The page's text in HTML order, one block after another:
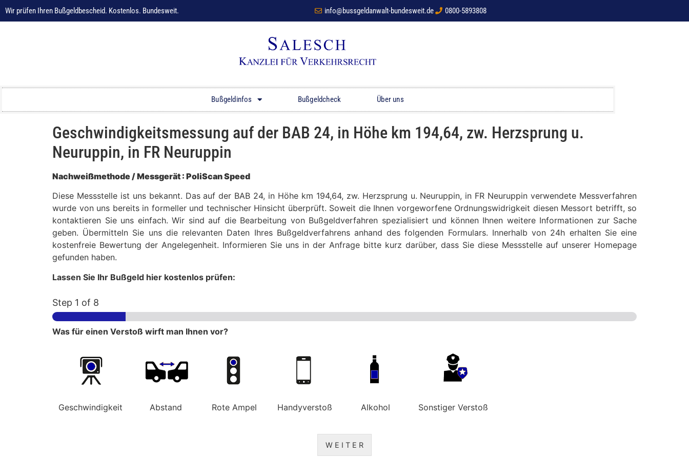
Wir prüfen Ihren Bußgeldbescheid. Kostenlos. Bundesweit. info@bussgeldanwalt-bundesweit.de 0800-5893808
Bußgeldinfos Bußgeldcheck Über uns
Geschwindigkeitsmessung auf der BAB 24, in Höhe km 194,64, zw. Herzsprung u.
Neuruppin, in FR Neuruppin
Nachweißmethode / Messgerät : PoliScan Speed
Diese Messstelle ist uns bekannt. Das auf der BAB 24, in Höhe km 194,64, zw. Herzsprung u. Neuruppin, in FR Neuruppin verwendete Messverfahren
wurde von uns bereits in formeller und technischer Hinsicht überprüft. Soweit die Ihnen vorgeworfene Ordnungswidrigkeit diesen Messort betrifft, so
kontaktieren Sie uns einfach. Wir sind auf die Bearbeitung von Bußgeldverfahren spezialisiert und können Ihnen weitere Informationen zur Sache
geben. Übermitteln Sie uns die relevanten Daten Ihres Bußgeldverfahrens anhand des folgenden Formulars. Innerhalb von 24h erhalten Sie eine
kostenfreie Bewertung der Angelegenheit. Informieren Sie uns in der Anfrage bitte kurz darüber, dass Sie diese Messstelle auf unserer Homepage
gefunden haben.
Lassen Sie Ihr Bußgeld hier kostenlos prüfen:
Step 1 of 8
Was für einen Verstoß wirft man Ihnen vor?
Geschwindigkeit Abstand Rote Ampel Handyverstoß Alkohol Sonstiger Verstoß
W E I T E R